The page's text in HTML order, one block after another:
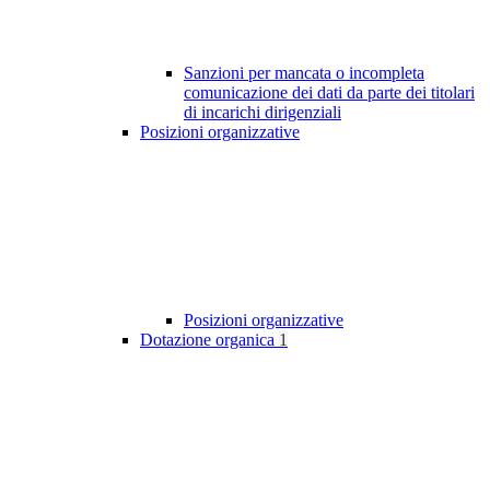
Sanzioni per mancata o incompleta
comunicazione dei dati da parte dei titolari
di incarichi dirigenziali
Posizioni organizzative
Posizioni organizzative
Dotazione organica 1